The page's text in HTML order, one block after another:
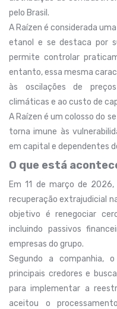
pelo Brasil.
A Raízen é considerada
etanol e se destaca por
permite controlar
entanto, essa mesma
às oscilações de
climáticas e ao custo de
A Raízen é um colosso do
torna imune às
em capital e dependentes
O que está
Em 11 de março de
recuperação extrajudicial
objetivo é renegociar
incluindo passivos
empresas do grupo.
Segundo a companhia,
principais credores e
para implementar a
aceitou o